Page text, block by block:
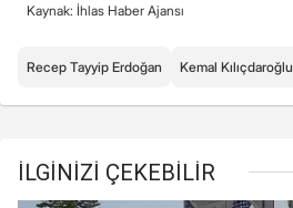
Kaynak: İhlas Haber Ajansı
Recep Tayyip Erdoğan Kemal Kılıçdaroğlu